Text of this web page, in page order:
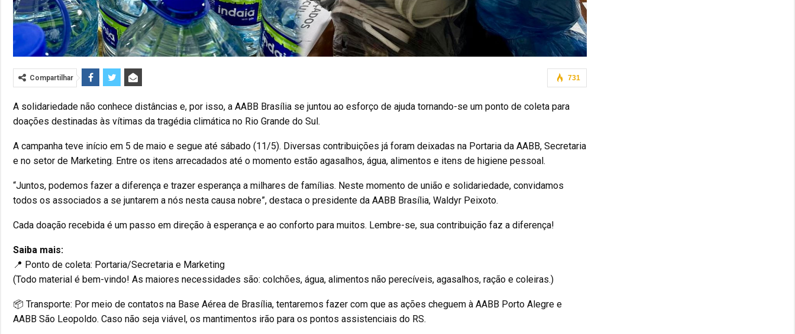
731
Compartilhar
A solidariedade não conhece distâncias e, por isso, a AABB Brasília se juntou ao esforço de ajuda tornando-se um ponto de coleta para
doações destinadas às vítimas da tragédia climática no Rio Grande do Sul.
A campanha teve início em 5 de maio e segue até sábado (11/5). Diversas contribuições já foram deixadas na Portaria da AABB, Secretaria
e no setor de Marketing. Entre os itens arrecadados até o momento estão agasalhos, água, alimentos e itens de higiene pessoal.
“Juntos, podemos fazer a diferença e trazer esperança a milhares de famílias. Neste momento de união e solidariedade, convidamos
todos os associados a se juntarem a nós nesta causa nobre”, destaca o presidente da AABB Brasília, Waldyr Peixoto.
Cada doação recebida é um passo em direção à esperança e ao conforto para muitos. Lembre-se, sua contribuição faz a diferença!
Saiba mais:
📍 Ponto de coleta: Portaria/Secretaria e Marketing
(Todo material é bem-vindo! As maiores necessidades são: colchões, água, alimentos não perecíveis, agasalhos, ração e coleiras.)
📦 Transporte: Por meio de contatos na Base Aérea de Brasília, tentaremos fazer com que as ações cheguem à AABB Porto Alegre e
AABB São Leopoldo. Caso não seja viável, os mantimentos irão para os pontos assistenciais do RS.